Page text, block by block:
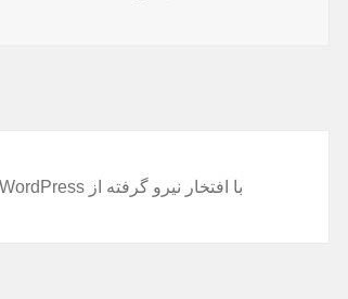
با افتخار نیرو گرفته از WordPress